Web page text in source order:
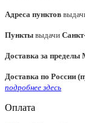
Адреса пунктов
Пункты выдачи
Доставка за
Доставка по России
подробнее здесь
Оплата